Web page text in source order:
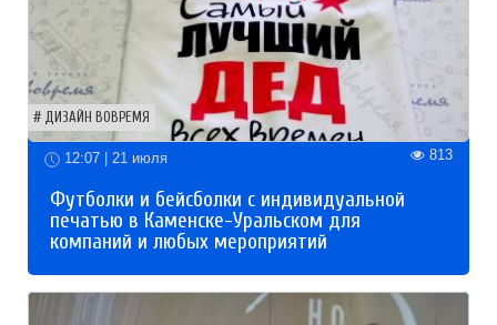
ДИЗАЙН ВОВРЕМЯ
12:07 | 21 июля 813
Футболки и бейсболки с индивидуальной
печатью в Каменске-Уральском для
компаний и любых мероприятий